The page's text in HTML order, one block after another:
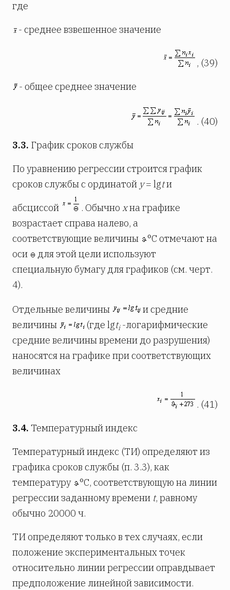
где
- среднее взвешенное значение
, (39)
- общее среднее значение
. (40)
3.3. График сроков службы
По уравнению регрессии строится график
сроков службы с ординатой y= lgtи
абсциссой
. Обычно хна графике
возрастает справа налево, а
соответствующие величины
°С отмечают на
оси
для этой цели используют
специальную бумагу для графиков (см. черт.
4).
Отдельные величины
и средние
величины
(где lgti-логарифмические
средние величины времени до разрушения)
наносятся на графике при соответствующих
величинах
. (41)
3.4. Температурный индекс
Температурный индекс (ТИ) определяют из
графика сроков службы (п. 3.3), как
температуру
°С, соответствующую на линии
регрессии заданному времени t, равному
обычно 20000 ч.
ТИ определяют только в тех случаях, если
положение экспериментальных точек
относительно линии регрессии оправдывает
предположение линейной зависимости.